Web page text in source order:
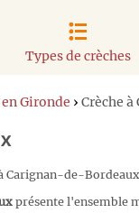
Types de crèches
Gironde › Crèche
Carignan-de-Bordeaux
présente l'ensemble